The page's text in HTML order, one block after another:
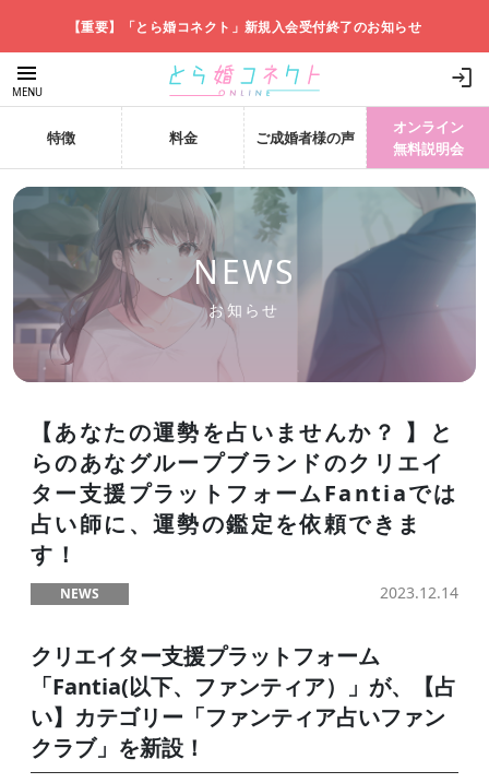
【重要】「とら婚コネクト」新規入会受付終了のお知らせ
menu
MENU login
特徴 料金 ご成婚者様の声
オンライン
無料説明会
NEWS
お知らせ
【あなたの運勢を占いませんか？ 】と
らのあなグループブランドのクリエイ
ター支援プラットフォームFantiaでは
占い師に、運勢の鑑定を依頼できま
す！
NEWS 2023.12.14
クリエイター支援プラットフォーム
「Fantia(以下、ファンティア）」が、【占
い】カテゴリー「ファンティア占いファン
クラブ」を新設！